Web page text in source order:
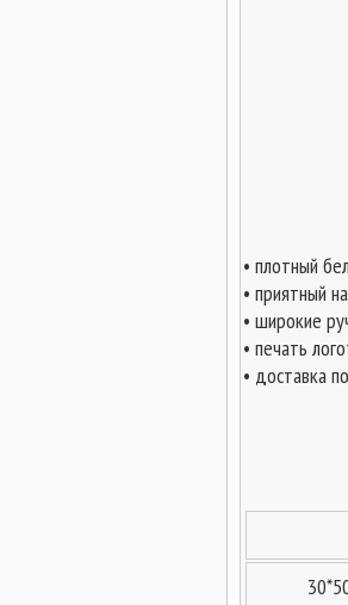
• плотный
• приятный
• широкие
• печать
• доставка